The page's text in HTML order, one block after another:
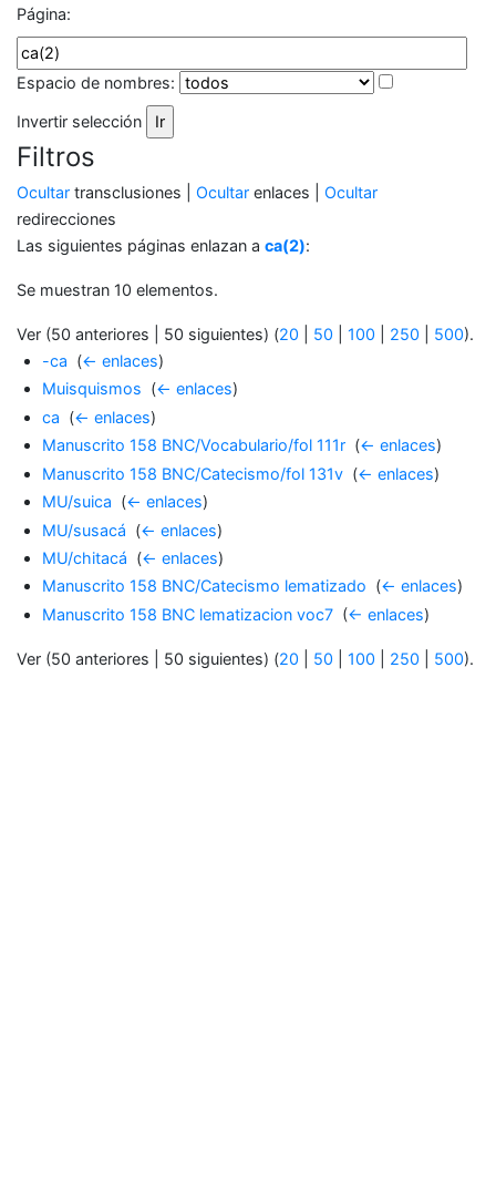
Página:
Espacio de nombres:
Invertir selección
Filtros
Ocultar transclusiones | Ocultar enlaces | Ocultar
redirecciones
Las siguientes páginas enlazan a ca(2):
Se muestran 10 elementos.
Ver (50 anteriores | 50 siguientes) (20 50 100 250 500).
-ca (← enlaces)
Muisquismos (← enlaces)
ca (← enlaces)
Manuscrito 158 BNC/Vocabulario/fol 111r (← enlaces)
Manuscrito 158 BNC/Catecismo/fol 131v (← enlaces)
MU/suica (← enlaces)
MU/susacá (← enlaces)
MU/chitacá (← enlaces)
Manuscrito 158 BNC/Catecismo lematizado (← enlaces)
Manuscrito 158 BNC lematizacion voc7 (← enlaces)
Ver (50 anteriores | 50 siguientes) (20 50 100 250 500).